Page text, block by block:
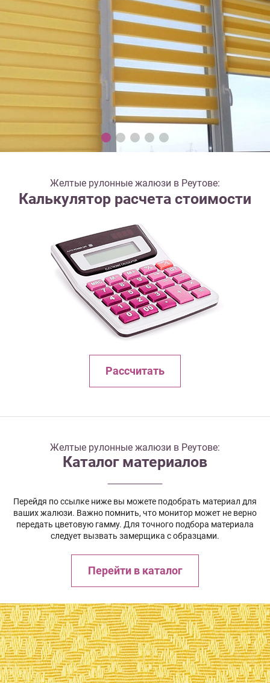
Желтые рулонные жалюзи в Реутове:
Калькулятор расчета стоимости
Рассчитать
Желтые рулонные жалюзи в Реутове:
Каталог материалов
Перейдя по ссылке ниже вы можете подобрать материал для
ваших жалюзи. Важно помнить, что монитор может не верно
передать цветовую гамму. Для точного подбора материала
следует вызвать замерщика с образцами.
Перейти в каталог